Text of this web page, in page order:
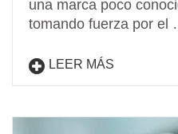
una marca poco
tomando fuerza por el
LEER MÁS